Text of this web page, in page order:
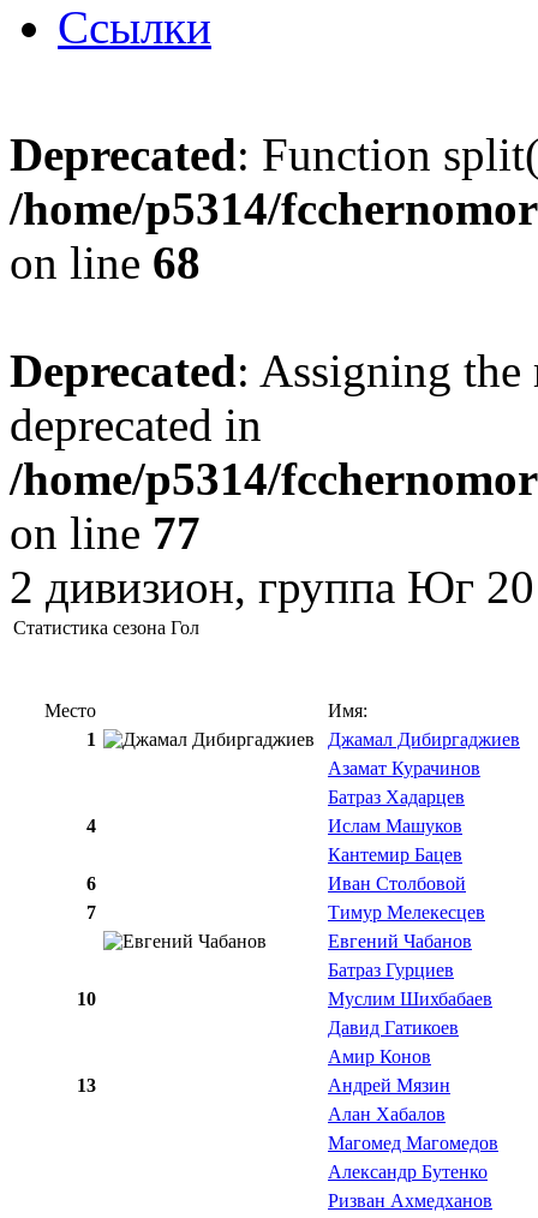
Ссылки
Deprecated: Function
/home/p5314/
on line 68
Deprecated: Assigning the
deprecated in
/home/p5314/
on line 77
2 дивизион, группа Юг
Статистика сезона Гол
Место
Имя:
1
Джамал Дибиргаджиев
Азамат Курачинов
Батраз Хадарцев
4
Ислам Машуков
Кантемир Бацев
6
Иван Столбовой
7
Тимур Мелекесцев
Евгений Чабанов
Батраз Гурциев
10
Муслим Шихбабаев
Давид Гатикоев
Амир Конов
13
Андрей Мязин
Алан Хабалов
Магомед Магомедов
Александр Бутенко
Ризван Ахмедханов